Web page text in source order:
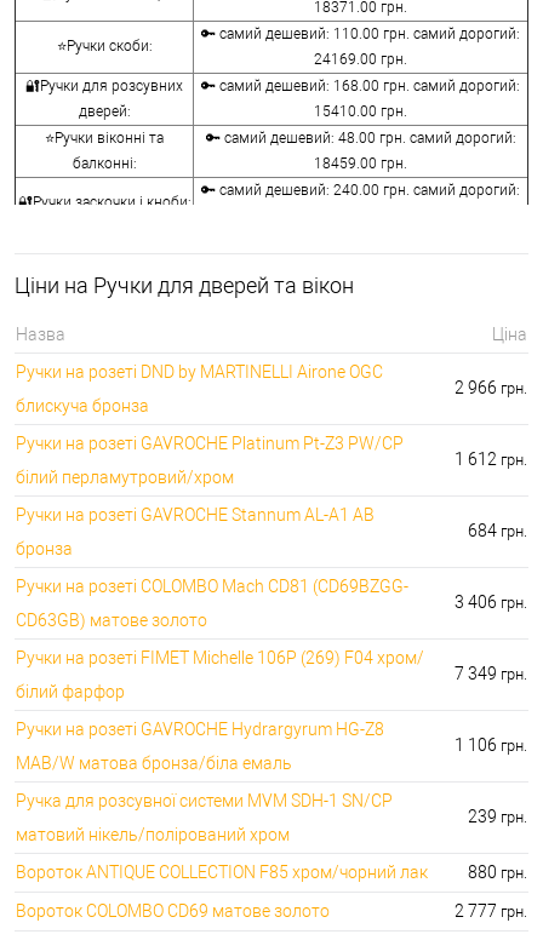
18371.00 грн.
⭐Ручки скоби:
🔑 самий дешевий: 110.00 грн. самий дорогий:
24169.00 грн.
🔐Ручки для розсувних
дверей:
🔑 самий дешевий: 168.00 грн. самий дорогий:
15410.00 грн.
⭐Ручки віконні та
балконні:
🔑 самий дешевий: 48.00 грн. самий дорогий:
18459.00 грн.
🔐Ручки заскочки і кноби:
🔑 самий дешевий: 240.00 грн. самий дорогий:
🔐Накладки на
🔑 самий дешевий: 76.00 грн. самий дорогий:
⭐Аксесуари для ручок:
🔑 самий дешевий: 50.00 грн. самий дорогий:
1442.00 грн.
Ціни на Ручки для дверей та вікон
Назва
Ціна
Ручки на розеті DND by MARTINELLI Aironе OGC
блискуча бронза
2 966 грн.
Ручки на розеті GAVROCHE Platinum Pt-Z3 PW/CP
білий перламутровий/хром
1 612 грн.
Ручки на розеті GAVROCHE Stannum AL-A1 AB
бронза
684 грн.
Ручки на розеті COLOMBO Mach CD81 (CD69BZGG-
CD63GB) матове золото
3 406 грн.
Ручки на розеті FIMET Michelle 106P (269) F04 хром/
білий фарфор
7 349 грн.
Ручки на розеті GAVROCHE Hydrargyrum HG-Z8
MAB/W матова бронза/біла емаль
1 106 грн.
Ручка для розсувної системи MVM SDH-1 SN/CP
матовий нікель/полірований хром
239 грн.
Вороток ANTIQUE COLLECTION F85 хром/чорний лак 880 грн.
Вороток COLOMBO CD69 матове золото 2 777 грн.